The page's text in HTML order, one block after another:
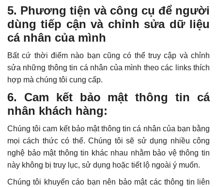
5. ​ Phương tiện và công cụ để người
dùng tiếp cận và chỉnh sửa dữ liệu
cá nhân của mình
Bất cứ thời điểm nào bạn cũng có thể truy cập và chỉnh
sửa những thông tin cá nhân của mình theo các links thích
hợp mà chúng tôi cung cấp.
6. Cam kết bảo mật thông tin cá
nhân khách hàng:
Chúng tôi cam kết bảo mật thông tin cá nhân của bạn bằng
mọi cách thức có thể. Chúng tôi sẽ sử dụng nhiều công
nghệ bảo mật thông tin khác nhau nhằm bảo vệ thông tin
này không bị truy lục, sử dụng hoặc tiết lộ ngoài ý muốn.
Chúng tôi khuyến cáo bạn nên bảo mật các thông tin liên